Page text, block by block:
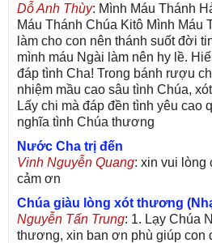
Dỗ Anh Thùy: Mình Máu Thánh
Máu Thánh Chúa Kitô Mình Máu
làm cho con nên thánh suốt đời
mình máu Ngài làm nên hy lề.
đáp tình Cha! Trong bánh rượu
nhiệm mầu cao sâu tình Chúa,
Lấy chi mà đáp đền tình yêu cao
nghĩa tình Chúa thương
Nước Cha trị đến
Vinh Nguyễn Quang: xin vui lòng
cảm ơn
Chúa giàu lòng xót thương
Nguyễn Tấn Trung: 1. Lạy Chúa
thương, xin ban ơn phù giúp con